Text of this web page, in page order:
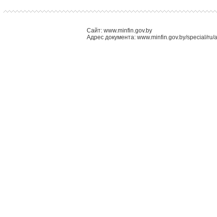
Сайт: www.minfin.gov.by
Адрес документа: www.minfin.gov.by/special/ru/